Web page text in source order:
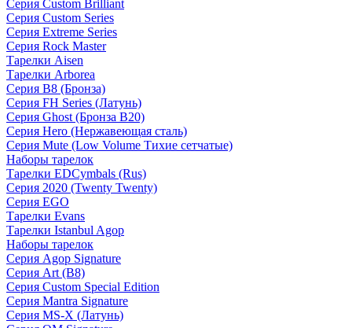
Серия Custom Brilliant
Серия Custom Series
Серия Extreme Series
Серия Rock Master
Тарелки Aisen
Тарелки Arborea
Серия B8 (Бронза)
Серия FH Series (Латунь)
Серия Ghost (Бронза B20)
Серия Hero (Нержавеющая сталь)
Серия Mute (Low Volume Тихие сетчатые)
Наборы тарелок
Тарелки EDCymbals (Rus)
Серия 2020 (Twenty Twenty)
Серия EGO
Тарелки Evans
Тарелки Istanbul Agop
Наборы тарелок
Серия Agop Signature
Серия Art (B8)
Серия Custom Special Edition
Серия Mantra Signature
Серия MS-X (Латунь)